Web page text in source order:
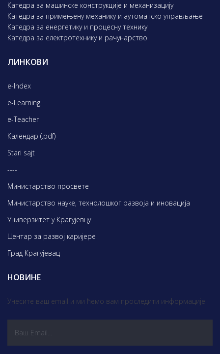
Катедра за машинске конструкције и механизацију
Катедра за примењену механику и аутоматско управљање
Катедра за енергетику и процесну технику
Катедра за електротехнику и рачунарство
ЛИНКОВИ
e-Index
e-Learning
e-Teacher
Календар (.pdf)
Stari sajt
----
Министарство просвете
Министарство науке, технолошког развоја и иновација
Универзитет у Крагујевцу
Центар за развој каријере
Град Крагујевац
НОВИНЕ
Унесите ваш email и ми ћемо вам проследити информације